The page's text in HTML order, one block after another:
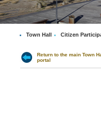
Town Hall Citizen
Return to the main Town
portal